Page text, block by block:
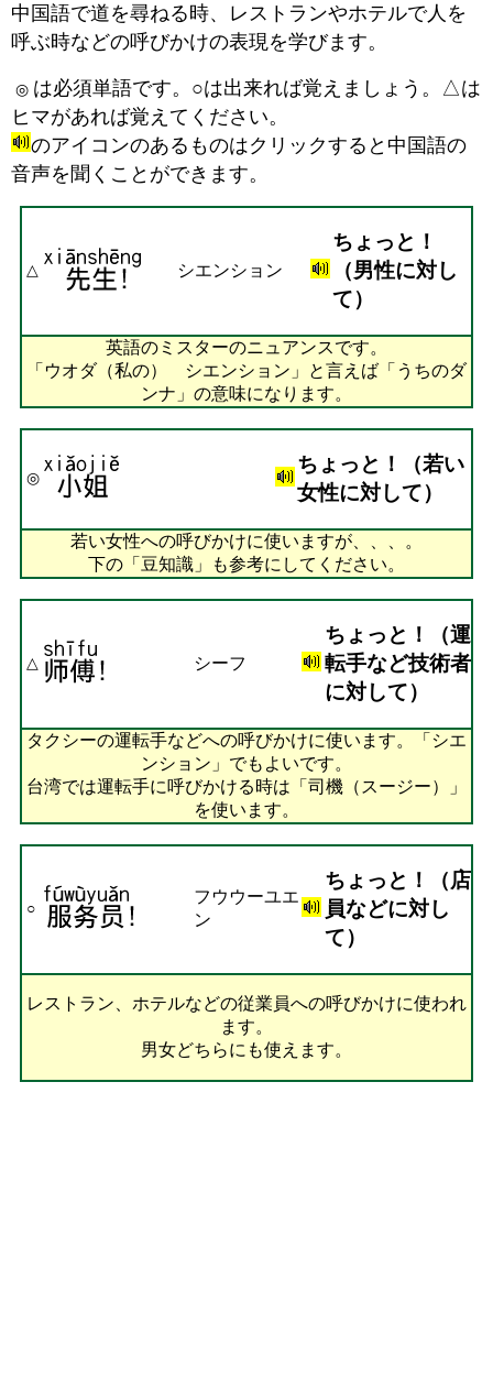
中国語で道を尋ねる時、レストランやホテルで人を
呼ぶ時などの呼びかけの表現を学びます。
◎ は必須単語です。 ○は出来れば覚えましょう。 △は
ヒマがあれば覚えてください。
のアイコンのあるものはクリックすると中国語の
音声を聞くことができます。
△ シエンション
ちょっと！
（男性に対し
て）
英語のミスターのニュアンスです。
「ウオダ（私の） シエンション」と言えば「うちのダ
ンナ」の意味になります。
◎
ちょっと！（若い
女性に対して）
若い女性への呼びかけに使いますが、、、。
下の「豆知識」も参考にしてください。
△ シーフ
ちょっと！（運
転手など技術者
に対して）
タクシーの運転手などへの呼びかけに使います。「シエ
ンション」でもよいです。
台湾では運転手に呼びかける時は「司機（スージー）」
を使います。
○
フウウーユエ
ン
ちょっと！（店
員などに対し
て）
レストラン、ホテルなどの従業員への呼びかけに使われ
ます。
男女どちらにも使えます。